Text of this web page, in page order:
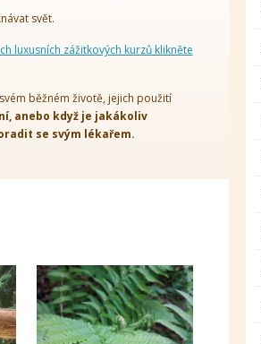
svět.
luxusních zážitkových kurzů klikněte
běžném životě, jejich použití
anebo když je jakákoliv
se svým lékařem.